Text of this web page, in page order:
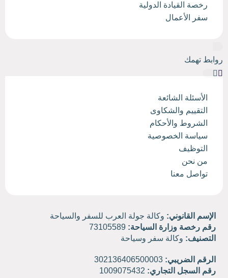
رخصة القيادة الدولية
سفر الأعمال
روابط تهمك
الأسئلة الشائعة
التقييم والشكاوى
الشروط والأحكام
سياسة الخصوصية
التوظيف
من نحن
تواصل معنا
الإسم القانوني: وكالة جولة العرب للسفر والسياحة
رقم رخصة وزارة السياحة:
التصنيف: وكالة سفر وسياحة
الرقم الضريبي:
رقم السجل التجاري: